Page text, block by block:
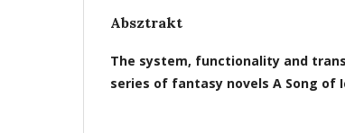
Absztrakt
The system, functionality and
series of fantasy novels A Song of